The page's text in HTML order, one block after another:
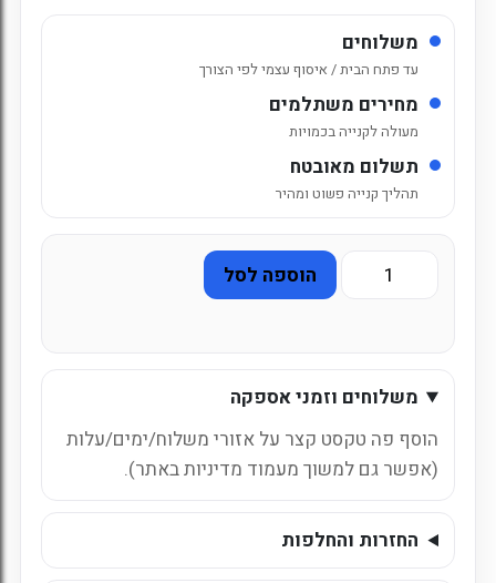
משלוחים
עד פתח הבית / איסוף עצמי לפי הצורך
מחירים משתלמים
מעולה לקנייה בכמויות
תשלום מאובטח
תהליך קנייה פשוט ומהיר
1.5
ליטר
הוספה לסל
משלוחים וזמני אספקה
הוסף פה טקסט קצר על אזורי משלוח/ימים/עלות
(אפשר גם למשוך מעמוד מדיניות באתר).
החזרות והחלפות